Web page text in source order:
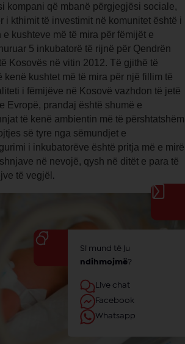
kompani që mbanë përgjegjësi sociale,
i kthimit të investimit në komunitet është i
kushteve më të mira për fëmijët e
5 inkubatorë të rijnë për Qendrën
Kosovës në vitin 2012. Të gjithë të
kenë kushtet më të mira për një fillim të
i fëmijëve në Kosovë vazhdon të jetë
Evropë, prandaj është shumë e
të kenë ambientin më të përshtatshëm
së tyre nga sëmundjet e
i inkubatorëve është pritja më e mirë
në nevojë, qysh në ditët e para të
të vegjël .
Si mund të ju
ndihmojmë?
Live chat
Facebook
Whatsapp